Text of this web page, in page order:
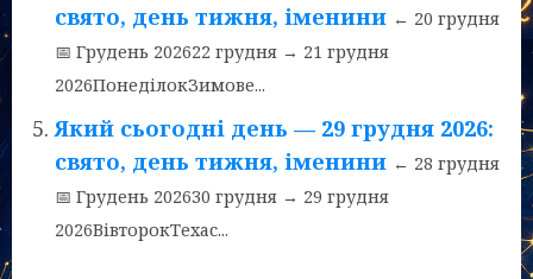
свято, день тижня, іменини ← 20 грудня
📅 Грудень 202622 грудня → 21 грудня
2026ПонеділокЗимове...
Який сьогодні день — 29 грудня 2026:
свято, день тижня, іменини ← 28 грудня
📅 Грудень 202630 грудня → 29 грудня
2026ВівторокТехас...